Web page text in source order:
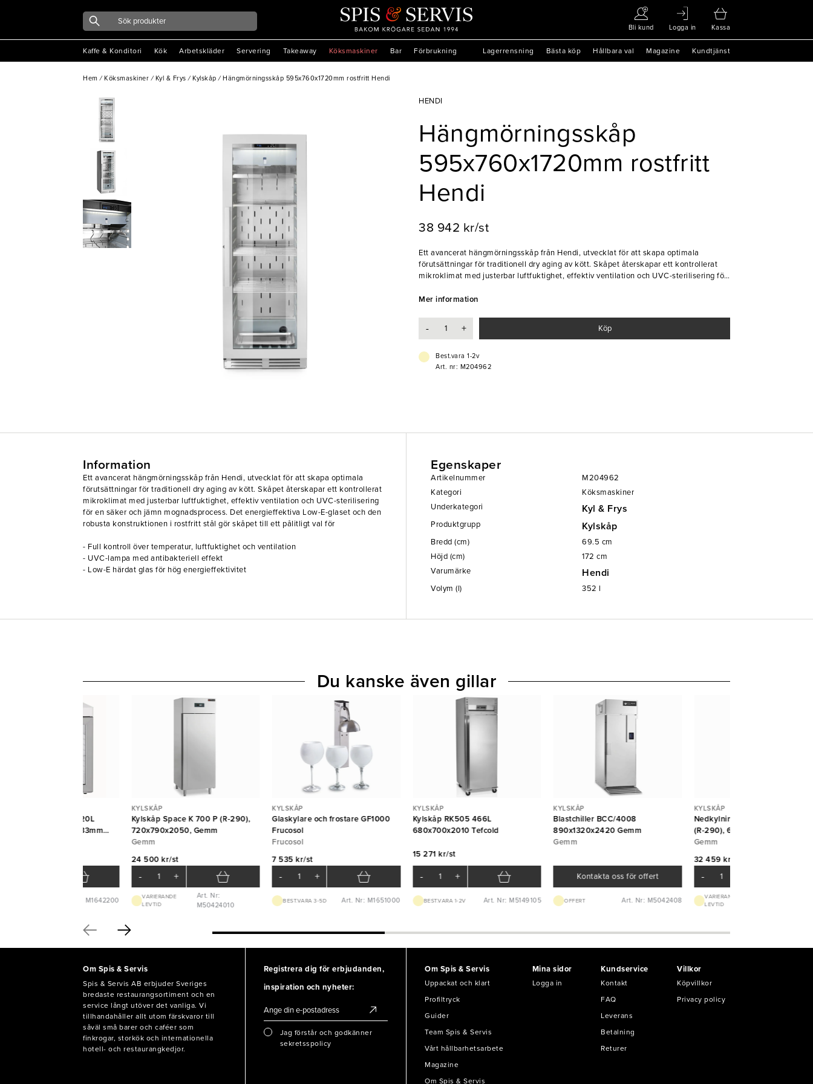
Bli kund Logga in Kassa
Kaffe & Konditori Kök Arbetskläder Servering Takeaway Köksmaskiner Bar Förbrukning Lagerrensning Bästa köp Hållbara val Magazine Kundtjänst
Hem / Köksmaskiner / Kyl & Frys / Kylskåp / Hängmörningsskåp 595x760x1720mm rostfritt Hendi
HENDI
Hängmörningsskåp
595x760x1720mm rostfritt
Hendi
38 942 kr/st
Ett avancerat hängmörningsskåp från Hendi, utvecklat för att skapa optimala
förutsättningar för traditionell dry aging av kött. Skåpet återskapar ett kontrollerat
mikroklimat med justerbar luftfuktighet, effektiv ventilation och UVC-sterilisering för
robusta konstruktionen i rostfritt stål gör skåpet till ett pålitligt val för
- UVC-lampa med antibakteriell effekt
Mer information
- + Köp
Best.vara 1-2v
Art. nr: M204962
Information
Ett avancerat hängmörningsskåp från Hendi, utvecklat för att skapa optimala
förutsättningar för traditionell dry aging av kött. Skåpet återskapar ett kontrollerat
mikroklimat med justerbar luftfuktighet, effektiv ventilation och UVC-sterilisering
för en säker och jämn mognadsprocess. Det energieffektiva Low-E-glaset och den
robusta konstruktionen i rostfritt stål gör skåpet till ett pålitligt val för
- Full kontroll över temperatur, luftfuktighet och ventilation
- UVC-lampa med antibakteriell effekt
- Low-E härdat glas för hög energieffektivitet
Egenskaper
Artikelnummer
M204962
Kategori
Köksmaskiner
Underkategori
Kyl & Frys
Produktgrupp Kylskåp
Bredd (cm) 69.5 cm
Höjd (cm)
172 cm
Varumärke
Hendi
Volym (l) 352 l
COMPACT KG220L
glasdörr 595x667x833mm
Art. Nr: M1642200
KYLSKÅP
Kylskåp Space K 700 P (R-290),
720x790x2050, Gemm
Gemm
24 500 kr/st
- +
VARIERANDE
LEVTID
Art. Nr:
M50424010
KYLSKÅP
Glaskylare och frostare GF1000
Frucosol
Frucosol
7 535 kr/st
- +
BEST.VARA 3-5D Art. Nr: M1651000
KYLSKÅP
Kylskåp RK505 466L
680x700x2010 Tefcold
15 271 kr/st
- +
BEST.VARA 1-2V Art. Nr: M5149105
KYLSKÅP
Blastchiller BCC/4008
890x1320x2420 Gemm
Gemm
Kontakta oss för offert
OFFERT Art. Nr: M5042408
KYLSKÅP
Nedkylningsskåp Space NK
(R-290), 635x700x2050, Gemm
Gemm
32 459 kr/st
-
VARIERANDE
LEVTID
Du kanske även gillar
Om Spis & Servis
Spis & Servis AB erbjuder Sveriges
bredaste restaurangsortiment och en
service långt utöver det vanliga. Vi
tillhandahåller allt utom färskvaror till
såväl små barer och caféer som
finkrogar, storkök och internationella
hotell- och restaurangkedjor.
Registrera dig för erbjudanden,
inspiration och nyheter:
Jag förstår och godkänner
sekretsspolicy
Om Spis & Servis
Uppackat och klart
Profiltryck
Guider
Team Spis & Servis
Vårt hållbarhetsarbete
Magazine
Om Spis & Servis
Mina sidor
Logga in
Kundservice
Kontakt
FAQ
Leverans
Betalning
Returer
Villkor
Köpvillkor
Privacy policy